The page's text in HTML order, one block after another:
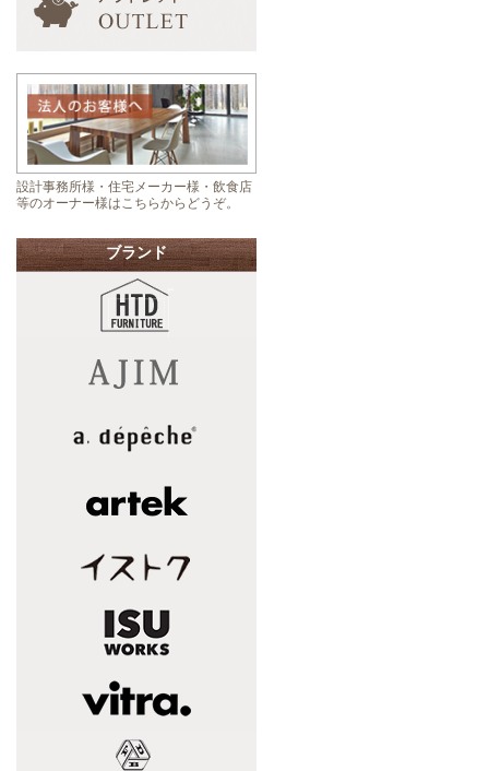
設計事務所様・住宅メーカー様・飲食店
等のオーナー様はこちらからどうぞ。
ブランド